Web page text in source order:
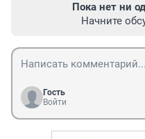
Пока нет ни
Начните
Гость
Войти